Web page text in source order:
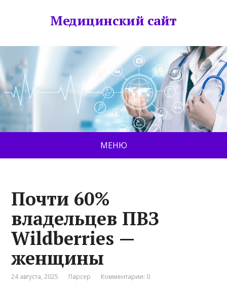
Медицинский сайт
МЕНЮ
Почти 60%
владельцев ПВЗ
Wildberries —
женщины
24 августа, 2025 Парсер Комментарии: 0